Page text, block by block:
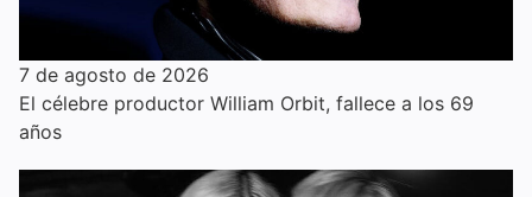
7 de agosto de 2026
El célebre productor William Orbit, fallece a los 69
años